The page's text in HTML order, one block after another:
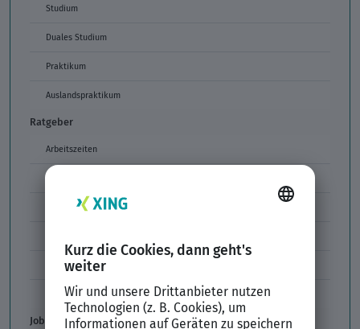
Studium
Duales Studium
Praktikum
Auslandspraktikum
Ratgeber
Arbeitszeiten
Formulierungen im Arbeitszeugnis
Unbefristeter Arbeitsvertrag
Der XING Bewerbungsratgeber
Job & Karriere